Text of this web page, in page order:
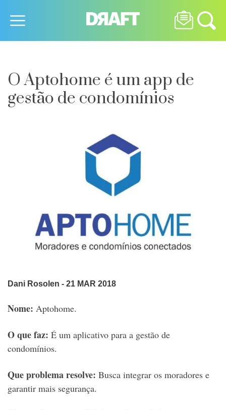
O Aptohome é um app de
gestão de condomínios
Dani Rosolen - 21 MAR 2018
Nome: Aptohome.
O que faz: É um aplicativo para a gestão de
condomínios.
Que problema resolve: Busca integrar os moradores e
garantir mais segurança.